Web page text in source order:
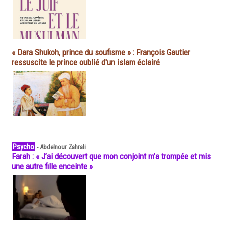
« Dara Shukoh, prince du soufisme » : François Gautier
ressuscite le prince oublié d'un islam éclairé
Psycho -Abdelnour Zahrali
Farah : « J’ai découvert que mon conjoint m’a trompée et mis
une autre fille enceinte »